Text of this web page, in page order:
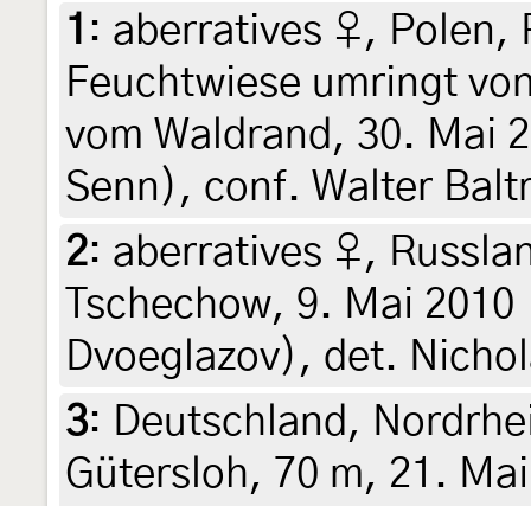
1 : aberratives ♀, Polen,
Feuchtwiese umringt
vom Waldrand, 30. Mai
Senn), conf. Walter
2: aberratives ♀,
Tschechow, 9. Mai
Dvoeglazov), det.
3: Deutschland,
Gütersloh, 70 m, 21.